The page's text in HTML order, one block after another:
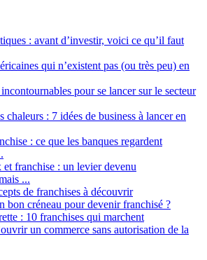
: avant d’investir, voici ce qu’il faut
qui n’existent pas (ou très peu) en
pour se lancer sur le secteur
chaleurs : 7 idées de business à lancer en
: ce que les banques regardent
et franchise : un levier devenu
...
de franchises à découvrir
bon créneau pour devenir franchisé ?
: 10 franchises qui marchent
un commerce sans autorisation de la